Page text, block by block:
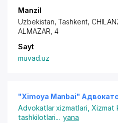
Manzil
Uzbekistan, Tashkent,
ALMAZAR, 4
Sayt
muvad.uz
"Ximoya Manbai"
Advokatlar xizmatlari Xizmat
tashkilotlari... yana